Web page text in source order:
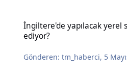
İngiltere'de yapılacak yerel
ediyor?
Gönderen:tm_haberci, 5